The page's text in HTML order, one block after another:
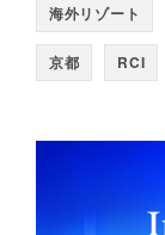
海外リゾート
京都 RCI